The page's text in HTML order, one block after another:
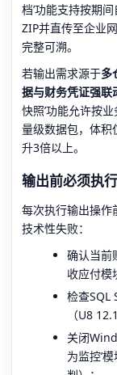
档’功能支持按期
ZIP并直传至企业
完整可溯。
若输出需求源于多
据与财务凭证强联
快照’功能允许按
量级数据包，体积
升3倍以上。
输出前必须执
每次执行输出操作
技术性失败：
确认当前
收应付模
检查SQL
（U8
关闭
为监控’